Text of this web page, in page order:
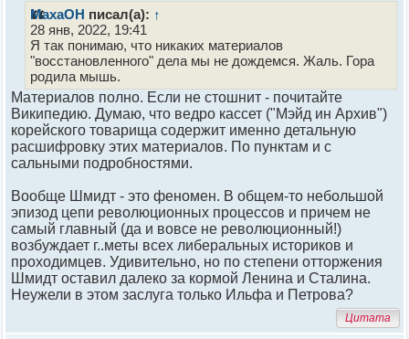
МахаОН писал(а): ↑
28 янв, 2022, 19:41
Я так понимаю, что никаких материалов
"восстановленного" дела мы не дождемся. Жаль. Гора
родила мышь.
Материалов полно. Если не стошнит - почитайте
Википедию. Думаю, что ведро кассет ("Мэйд ин Архив")
корейского товарища содержит именно детальную
расшифровку этих материалов. По пунктам и с
сальными подробностями.
Вообще Шмидт - это феномен. В общем-то небольшой
эпизод цепи революционных процессов и причем не
самый главный (да и вовсе не революционный!)
возбуждает г..меты всех либеральных историков и
проходимцев. Удивительно, но по степени отторжения
Шмидт оставил далеко за кормой Ленина и Сталина.
Неужели в этом заслуга только Ильфа и Петрова?
Цитата